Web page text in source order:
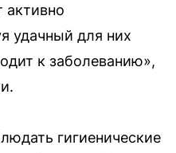
активно
удачный для них
к заболеванию»,
гигиенические